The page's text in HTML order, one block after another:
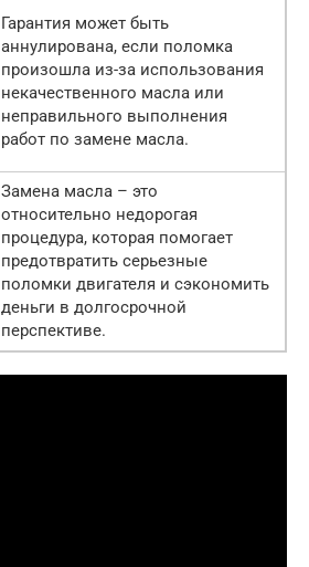
Гарантия может быть
аннулирована, если поломка
произошла из-за использования
некачественного масла или
неправильного выполнения
работ по замене масла.
Замена масла – это
относительно недорогая
процедура, которая помогает
предотвратить серьезные
поломки двигателя и сэкономить
деньги в долгосрочной
перспективе.